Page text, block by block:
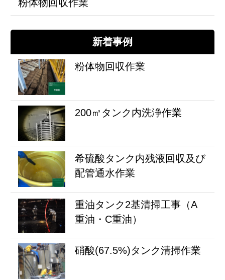
粉体物回収作業
新着事例
粉体物回収作業
200㎥タンク内洗浄作業
希硫酸タンク内残液回収及び
配管通水作業
重油タンク2基清掃工事（A
重油・C重油）
硝酸(67.5%)タンク清掃作業